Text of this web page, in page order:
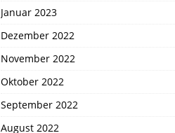
Januar 2023
Dezember 2022
November 2022
Oktober 2022
September 2022
August 2022